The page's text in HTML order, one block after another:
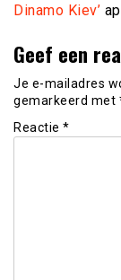
Dinamo Kiev’
Geef een
Je e-mailadres
gemarkeerd met
Reactie *